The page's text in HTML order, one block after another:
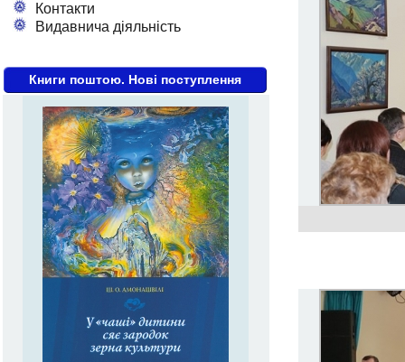
Контакти
Видавнича діяльність
Книги поштою. Нові поступлення